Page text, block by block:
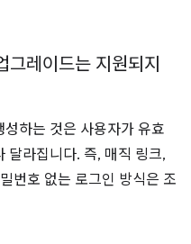
그레이드는 지원되지
하는 것은 사용자가 유효
달라집니다. 즉, 매직 링크,
번호 없는 로그인 방식은 조